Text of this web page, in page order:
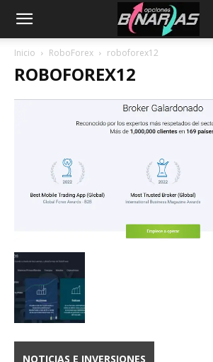
Inicio RoboForex roboforex12
ROBOFOREX12
NOTICIAS E INVERSIONES